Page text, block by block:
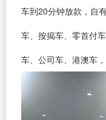
车到20分钟放款，自
车、按揭车、零首付
车、公司车、港澳车